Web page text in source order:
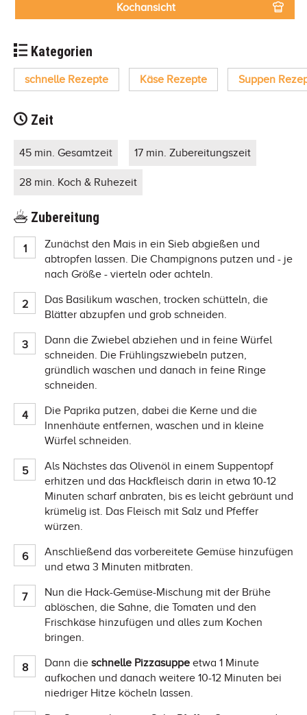
Kochansicht
Kategorien
schnelle Rezepte Käse Rezepte Suppen
Zeit
45 min. Gesamtzeit 17 min. Zubereitungszeit
28 min. Koch & Ruhezeit
Zubereitung
Zunächst den Mais in ein Sieb abgießen und
abtropfen lassen. Die Champignons putzen und - je
nach Größe - vierteln oder achteln.
Das Basilikum waschen, trocken schütteln, die
Blätter abzupfen und grob schneiden.
Dann die Zwiebel abziehen und in feine Würfel
schneiden. Die Frühlingszwiebeln putzen,
gründlich waschen und danach in feine Ringe
schneiden.
Die Paprika putzen, dabei die Kerne und die
Innenhäute entfernen, waschen und in kleine
Würfel schneiden.
Als Nächstes das Olivenöl in einem Suppentopf
erhitzen und das Hackfleisch darin in etwa 10-12
Minuten scharf anbraten, bis es leicht gebräunt und
krümelig ist. Das Fleisch mit Salz und Pfeffer
würzen.
Anschließend das vorbereitete Gemüse hinzufügen
und etwa 3 Minuten mitbraten.
Nun die Hack-Gemüse-Mischung mit der Brühe
ablöschen, die Sahne, die Tomaten und den
Frischkäse hinzufügen und alles zum Kochen
bringen.
Dann die schnelle Pizzasuppe etwa 1 Minute
aufkochen und danach weitere 10-12 Minuten bei
niedriger Hitze köcheln lassen.